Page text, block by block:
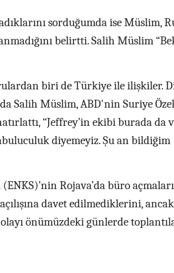
sorduğumda ise Müslim,
belirtti. Salih Müslim
biri de Türkiye ile ilişkiler.
Salih Müslim, ABD'nin Suriye Özel
“Jeffrey’in ekibi burada da
diyemeyiz. Şu an bildiğim
Rojava’da büro
davet edilmediklerini,
önümüzdeki günlerde